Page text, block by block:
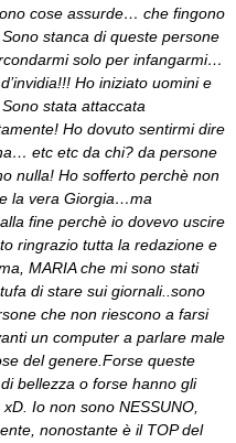
cose assurde… che fingono
stanca di queste persone
solo per infangarmi…
Ho iniziato uomini e
stata attaccata
Ho dovuto sentirmi dire
etc etc da chi? da persone
nulla! Ho sofferto perchè non
la vera Giorgia…ma
fine perchè io dovevo uscire
ringrazio tutta la redazione e
MARIA che mi sono stati
di stare sui giornali..sono
che non riescono a farsi
un computer a parlare male
del genere.Forse queste
bellezza o forse hanno gli
Io non sono NESSUNO,
nonostante è il TOP del